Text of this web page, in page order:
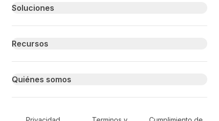
Primary footer navigation
Soluciones
Recursos
Quiénes somos
Secondary Footer Navigation